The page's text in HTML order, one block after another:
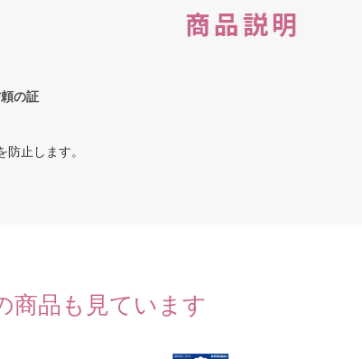
商品説明
の証
止します。
商品も見ています